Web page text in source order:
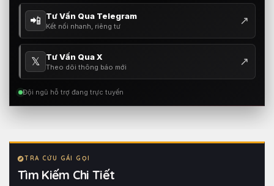
📲 Tư Vấn Qua Telegram
Kết nối nhanh, riêng tư ↗
𝕏 Tư Vấn Qua X
Theo dõi thông báo mới ↗
Đội ngũ hỗ trợ đang trực tuyến
TRA CỨU GÁI GỌI
Tìm Kiếm Chi Tiết